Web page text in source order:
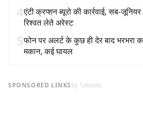
4एंटी क्रप्शन ब्यूरो की कार्रवाई, सब-
रिश्वत लेते अरेस्ट
5फोन पर अलर्ट के कुछ ही देर बाद भरभरा
मकान, कई घायल
SPONSORED LINKSby Taboola